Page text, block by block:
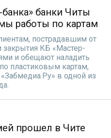
банки Читы
работы по картам
пострадавшим от
закрытия КБ «Мастер-
и обещают наладить
пластиковым картам,
в одной из
прошел в Чите